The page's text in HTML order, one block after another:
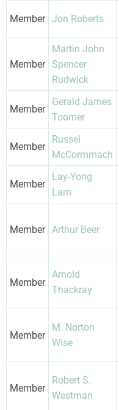
Member Jon Roberts
Member
Martin John
Spencer
Rudwick
Member
Gerald James
Toomer
Member
Russel
McCormmach
Member
Lay-Yong
Lam
Member Arthur Beer
Member
Arnold
Thackray
Member
M. Norton
Wise
Member
Robert S.
Westman